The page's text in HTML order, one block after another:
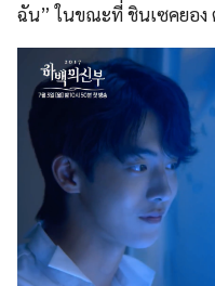
ฉัน” ในขณะที่ ชินเซคยอง